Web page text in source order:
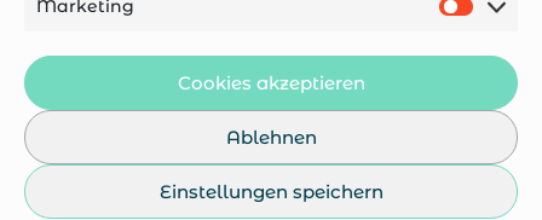
Marketing
Cookies akzeptieren
Ablehnen
Einstellungen speichern